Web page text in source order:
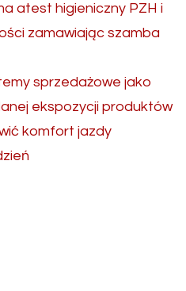
atest higieniczny PZH i
zamawiając szamba
sprzedażowe jako
ekspozycji produktów
komfort jazdy